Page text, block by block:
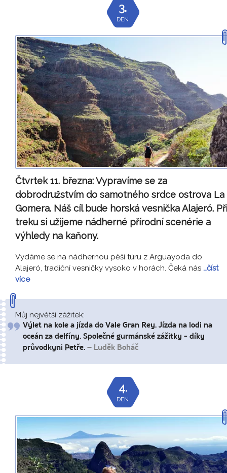
3.
DEN
Čtvrtek 11. března:Vypravíme se za
dobrodružstvím do samotného srdce ostrova La
Gomera. Náš cíl bude horská vesnička Alajeró. Při
treku si užijeme nádherné přírodní scenérie a
výhledy na kaňony.
Vydáme se na nádhernou pěší túru z Arguayoda do
Alajeró, tradiční vesničky vysoko v horách. Čeká nás …číst
více
Můj největší zážitek:
Výlet na kole a jízda do Vale Gran Rey. Jízda na lodi na
oceán za delfíny. Společné gurmánské zážitky - díky
průvodkyni Petře. – Luděk Boháč
4.
DEN